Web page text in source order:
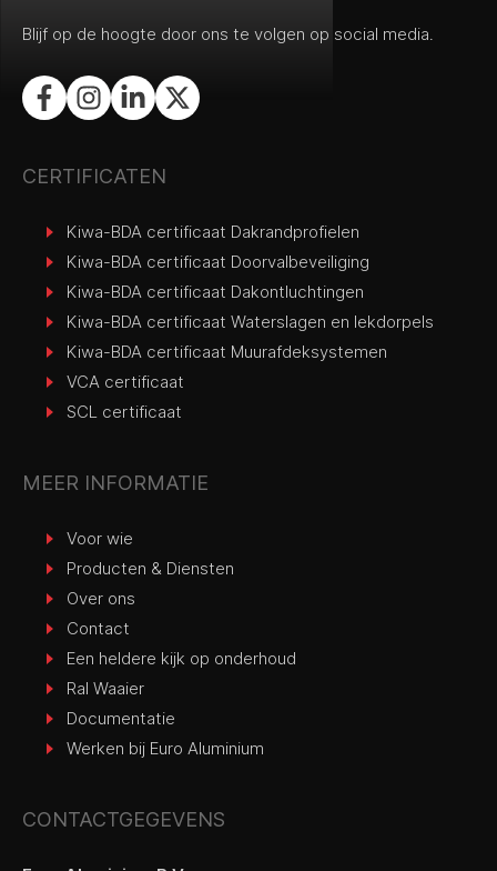
Blijf op de hoogte door ons te volgen op social media.
CERTIFICATEN
Kiwa-BDA certificaat Dakrandprofielen
Kiwa-BDA certificaat Doorvalbeveiliging
Kiwa-BDA certificaat Dakontluchtingen
Kiwa-BDA certificaat Waterslagen en lekdorpels
Kiwa-BDA certificaat Muurafdeksystemen
VCA certificaat
SCL certificaat
MEER INFORMATIE
Voor wie
Producten & Diensten
Over ons
Contact
Een heldere kijk op onderhoud
Ral Waaier
Documentatie
Werken bij Euro Aluminium
CONTACTGEGEVENS